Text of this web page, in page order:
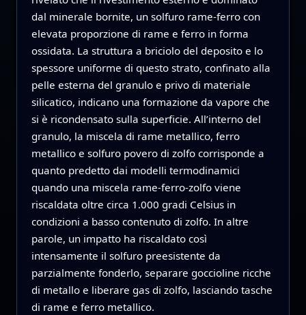
dal minerale bornite, un solfuro rame‑ferro con
elevata proporzione di rame e ferro in forma
ossidata. La struttura a briciolo del deposito e lo
spessore uniforme di questo strato, confinato alla
pelle esterna del granulo e privo di materiale
silicatico, indicano una formazione da vapore che
si è ricondensato sulla superficie. All’interno del
granulo, la miscela di rame metallico, ferro
metallico e solfuro povero di zolfo corrisponde a
quanto predetto dai modelli termodinamici
quando una miscela rame‑ferro‑zolfo viene
riscaldata oltre circa 1.000 gradi Celsius in
condizioni a basso contenuto di zolfo. In altre
parole, un impatto ha riscaldato così
intensamente il solfuro preesistente da
parzialmente fonderlo, separare goccioline ricche
di metallo e liberare gas di zolfo, lasciando tasche
di rame e ferro metallico.